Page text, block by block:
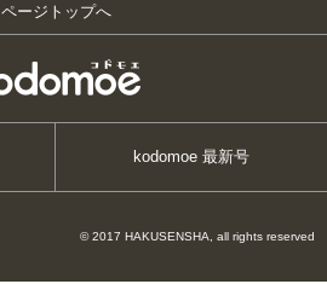
ページトップへ
kodomoe 最新号
© 2017 HAKUSENSHA, all rights reserved